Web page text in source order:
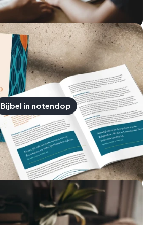
Bijbel in notendop